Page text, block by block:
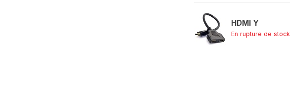
HDMI Y
En rupture de stock